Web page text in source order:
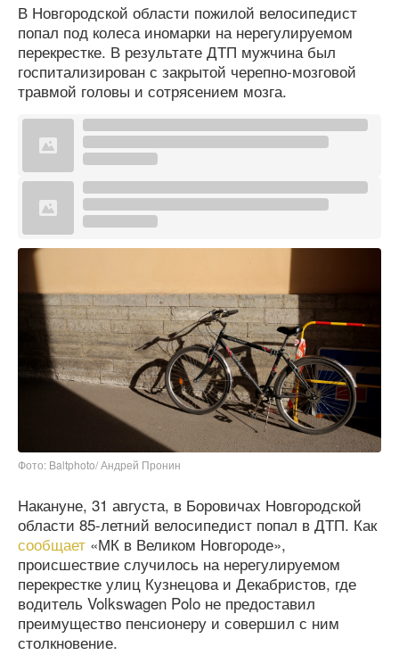
В Новгородской области пожилой велосипедист
попал под колеса иномарки на нерегулируемом
перекрестке. В результате ДТП мужчина был
госпитализирован с закрытой черепно-мозговой
травмой головы и сотрясением мозга.
Фото: Baltphoto/ Андрей Пронин
Накануне, 31 августа, в Боровичах Новгородской
области 85-летний велосипедист попал в ДТП. Как
сообщает «МК в Великом Новгороде»,
происшествие случилось на нерегулируемом
перекрестке улиц Кузнецова и Декабристов, где
водитель Volkswagen Polo не предоставил
преимущество пенсионеру и совершил с ним
столкновение.